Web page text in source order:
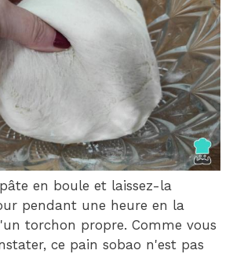
en boule et laissez-la
pendant une heure en la
torchon propre. Comme vous
ce pain sobao n'est pas